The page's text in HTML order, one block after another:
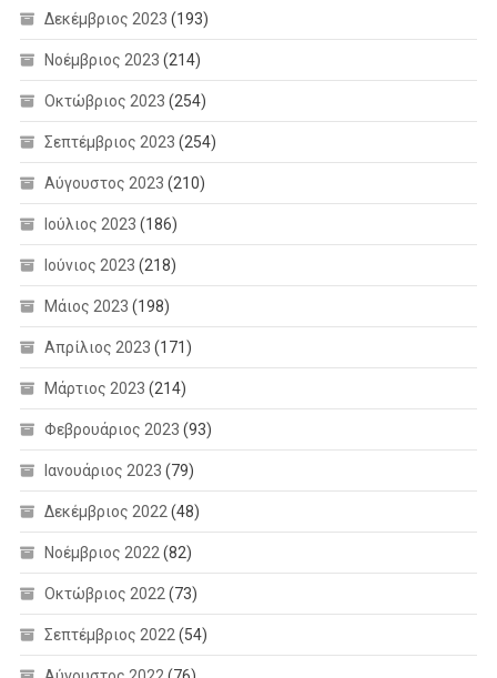
Δεκέμβριος 2023 (193)
Νοέμβριος 2023 (214)
Οκτώβριος 2023 (254)
Σεπτέμβριος 2023 (254)
Αύγουστος 2023 (210)
Ιούλιος 2023 (186)
Ιούνιος 2023 (218)
Μάιος 2023 (198)
Απρίλιος 2023 (171)
Μάρτιος 2023 (214)
Φεβρουάριος 2023 (93)
Ιανουάριος 2023 (79)
Δεκέμβριος 2022 (48)
Νοέμβριος 2022 (82)
Οκτώβριος 2022 (73)
Σεπτέμβριος 2022 (54)